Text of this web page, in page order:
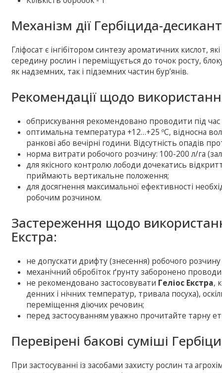
Механізм дії Гербіцида-
Гліфосат є інгібітором синтезу ароматичних кислот,
середину рослин і переміщується до точок росту,
як надземних, так і підземних частин бур’янів.
Рекомендації щодо
обприскування рекомендовано проводити під час
оптимальна температура +12…+25 ºС, відносна
ранкові або вечірні години. Відсутність опадів
норма витрати робочого розчину: 100-200 л/га
для якісного контролю лободи дочекатись
приймають вертикальне положення;
для досягнення максимальної ефективності
робочим розчином.
Застереження щодо
Екстра:
не допускати дрифту (знесення) робочого розчину
механічний обробіток ґрунту заборонено
не рекомендовано застосовувати Геліос Екстра,
денних і нічних температур, тривала посуха),
переміщення діючих речовин;
перед застосуванням уважно прочитайте тарну
Перевірені бакові суміші
При застосуванні із засобами захисту рослин та